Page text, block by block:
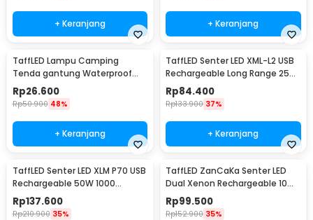
+ Keranjang + Keranjang
TaffLED Lampu Camping
Tenda gantung Waterproof
Emergency 120 Lumens - G198
Rp26.600
Rp50.900 48%
+ Keranjang
TaffLED Senter LED XML-L2 USB
Rechargeable Long Range 25W
1000 Lumens Without Battery
- XML-L2
Rp84.400
Rp133.900 37%
+ Keranjang
TaffLED Senter LED XLM P70 USB
Rechargeable 50W 1000
Lumens with 26650 Battery -
XLM-P70
Rp137.600
Rp210.900 35%
TaffLED ZanCaKa Senter LED
Dual Xenon Rechargeable 10W
13500 Lumens - Q3
Rp99.500
Rp152.900 35%